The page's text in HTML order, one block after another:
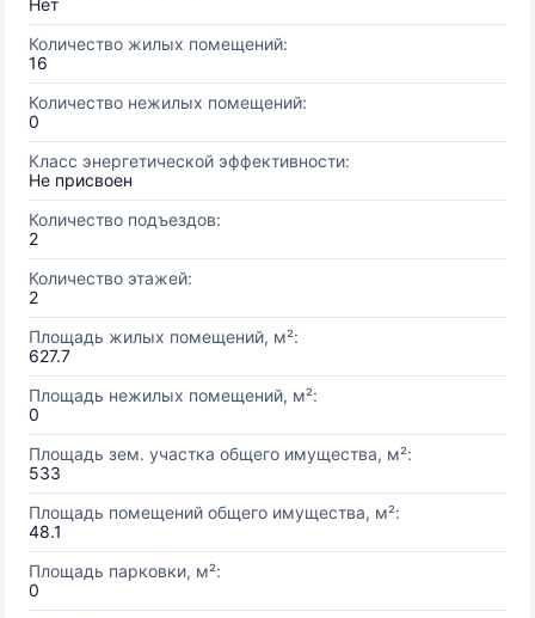
Нет
Количество жилых помещений:
16
Количество нежилых помещений:
0
Класс энергетической эффективности:
Не присвоен
Количество подъездов:
2
Количество этажей:
2
Площадь жилых помещений, м²:
627.7
Площадь нежилых помещений, м²:
0
Площадь зем. участка общего имущества, м²:
533
Площадь помещений общего имущества, м²:
48.1
Площадь парковки, м²:
0